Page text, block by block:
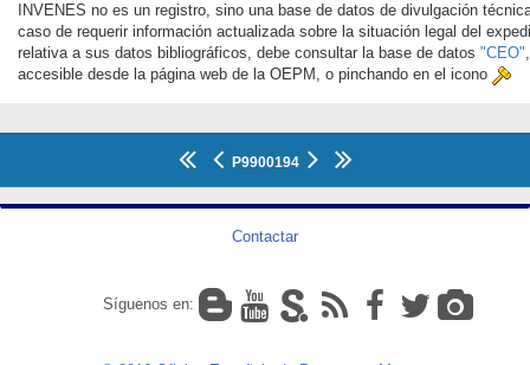
INVENES no es un registro, sino una base de datos de divulgación
caso de requerir información actualizada sobre la situación legal del
relativa a sus datos bibliográficos, debe consultar la base de datos "CEO",
accesible desde la página web de la OEPM, o pinchando en el icono
P9900194
Contactar
Síguenos en: